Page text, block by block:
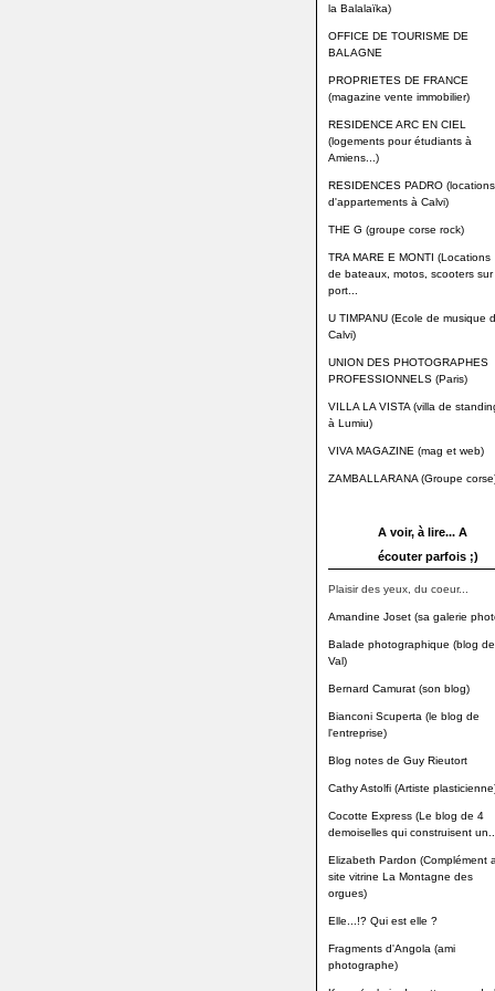
la Balalaïka)
OFFICE DE TOURISME DE
BALAGNE
PROPRIETES DE FRANCE
(magazine vente immobilier)
RESIDENCE ARC EN CIEL
(logements pour étudiants à
Amiens...)
RESIDENCES PADRO (locations
d'appartements à Calvi)
THE G (groupe corse rock)
TRA MARE E MONTI (Locations
de bateaux, motos, scooters sur
port...
U TIMPANU (Ecole de musique
Calvi)
UNION DES PHOTOGRAPHES
PROFESSIONNELS (Paris)
VILLA LA VISTA (villa de
à Lumiu)
VIVA MAGAZINE (mag et web)
ZAMBALLARANA (Groupe
A voir, à lire... A
écouter parfois ;)
Plaisir des yeux, du coeur...
Amandine Joset (sa galerie
Balade photographique (blog de
Val)
Bernard Camurat (son blog)
Bianconi Scuperta (le blog de
l'entreprise)
Blog notes de Guy Rieutort
Cathy Astolfi (Artiste
Cocotte Express (Le blog de 4
demoiselles qui construisent un...
Elizabeth Pardon (Complément
site vitrine La Montagne des
orgues)
Elle...!? Qui est elle ?
Fragments d'Angola (ami
photographe)